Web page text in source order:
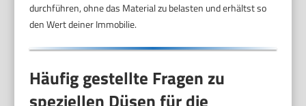
durchführen, ohne das Material zu belasten und erhältst so
den Wert deiner Immobilie.
Häufig gestellte Fragen zu